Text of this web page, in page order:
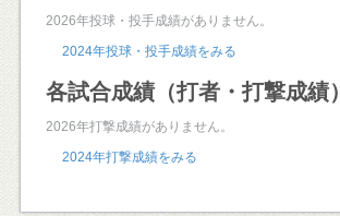
2026年投球・投手成績がありません。
2024年投球・投手成績をみる
各試合成績（打者・打撃成績）
2026年打撃成績がありません。
2024年打撃成績をみる